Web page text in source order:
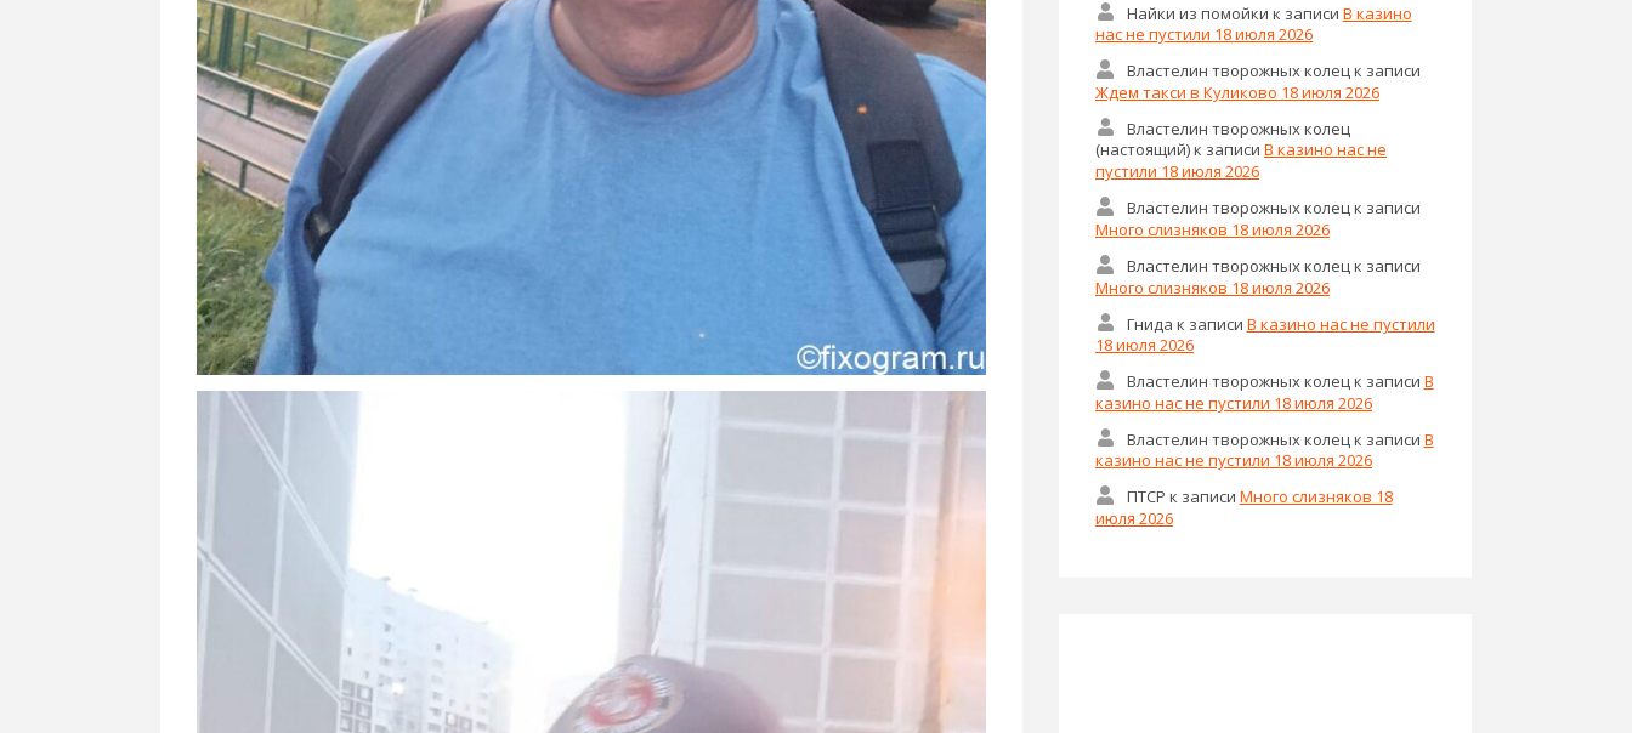
Найки из помойки к записи В казино
нас не пустили 18 июля 2026
Властелин творожных колецк записи
Ждем такси в Куликово 18 июля 2026
Властелин творожных колец
(настоящий)к записи В казино нас не
пустили 18 июля 2026
Властелин творожных колецк записи
Много слизняков 18 июля 2026
Властелин творожных колецк записи
Много слизняков 18 июля 2026
Гнида к записи В казино нас не пустили
18 июля 2026
Властелин творожных колецк записи В
казино нас не пустили 18 июля 2026
Властелин творожных колец к записи В
казино нас не пустили 18 июля 2026
ПТСР к записи Много слизняков 18
июля 2026